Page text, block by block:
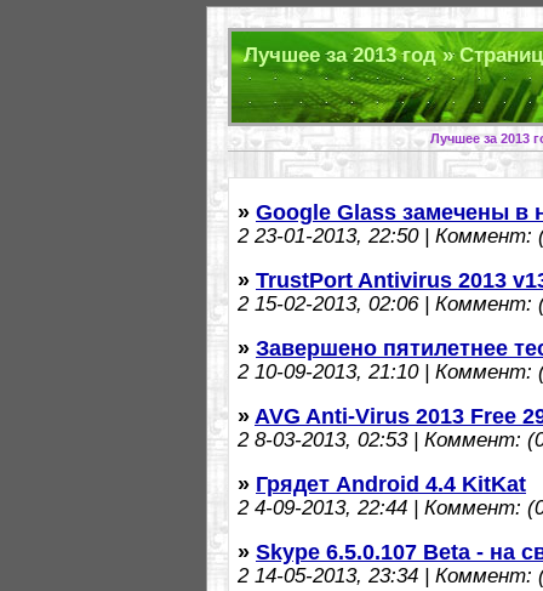
Лучшее за 2013 год »
Лучшее за 2013
» Google Glass замечены в
223-01-2013, 22:50 | Коммент:
» TrustPort Antivirus 2013
215-02-2013, 02:06 | Коммент:
» Завершено пятилетнее
210-09-2013, 21:10 | Коммент:
» AVG Anti-Virus 2013 Free
28-03-2013, 02:53 | Коммент:
» Грядет Android 4.4 KitKat
24-09-2013, 22:44 | Коммент:
» Skype 6.5.0.107 Beta - на
214-05-2013, 23:34 | Коммент: